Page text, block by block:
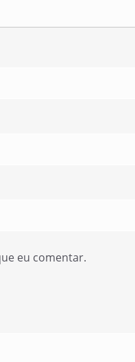
eu comentar.